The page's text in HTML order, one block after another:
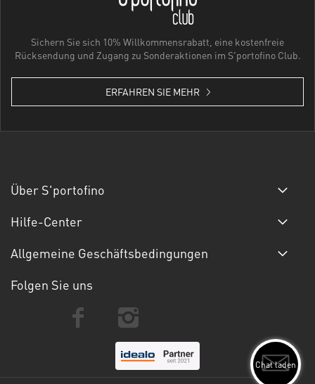
Sichern Sie sich 10% Willkommensrabatt, eine kostenfreie
Rücksendung und Zugang zu Sonderaktionen im S'portofino Club.
ERFAHREN SIE MEHR
Über S'portofino
Hilfe-Center
Allgemeine Geschäftsbedingungen
Folgen Sie uns
Chat laden